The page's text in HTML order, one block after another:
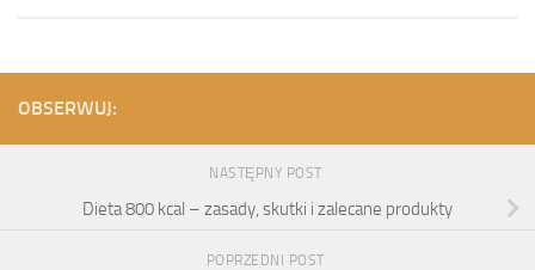
OBSERWUJ:
NASTĘPNY POST
Dieta 800 kcal – zasady, skutki i zalecane produkty
POPRZEDNI POST